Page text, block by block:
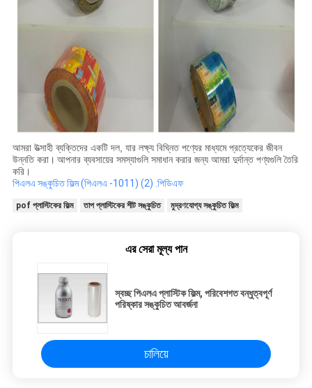
আমরা উত্সাহী ব্যক্তিদের একটি দল, যার লক্ষ্য বিঘ্নিত পণ্যের মাধ্যমে প্রত্যেকের জীবন
উন্নতি করা। আপনার ব্যবসায়ের সমস্যাগুলি সমাধান করার জন্য আমরা দুর্দান্ত পণ্যগুলি তৈরি
করি।
পিএলএ সঙ্কুচিত ফিল্ম (পিএলএ -1011) (2) .পিডিএফ
pof প্লাস্টিকের ফিল্ম তাপ প্লাস্টিকের শীট সঙ্কুচিত মুদ্রণযোগ্য সঙ্কুচিত ফিল্ম
এর সেরা মূল্য পান
স্বচ্ছ পিএলএ প্লাস্টিক ফিল্ম, পরিবেশগত বন্ধুত্বপূর্ণ
পরিষ্কার সঙ্কুচিত আবর্জনা
চালিয়ে